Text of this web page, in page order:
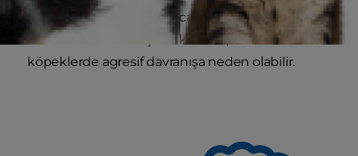
kontrol edebilecektir; ancak kızgınlık
dönemindeki bir dişinin kokusu, bazı
köpeklerde agresif davranışa neden olabilir.